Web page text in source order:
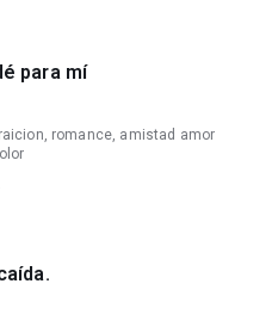
para mí
romance, amistad amor
tristeza dolor